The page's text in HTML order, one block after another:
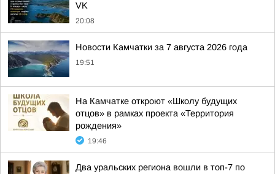
VK
20:08
Новости Камчатки за 7 августа 2026 года
19:51
На Камчатке откроют «Школу будущих
отцов» в рамках проекта «Территория
рождения»
19:46
Два уральских региона вошли в топ-7 по